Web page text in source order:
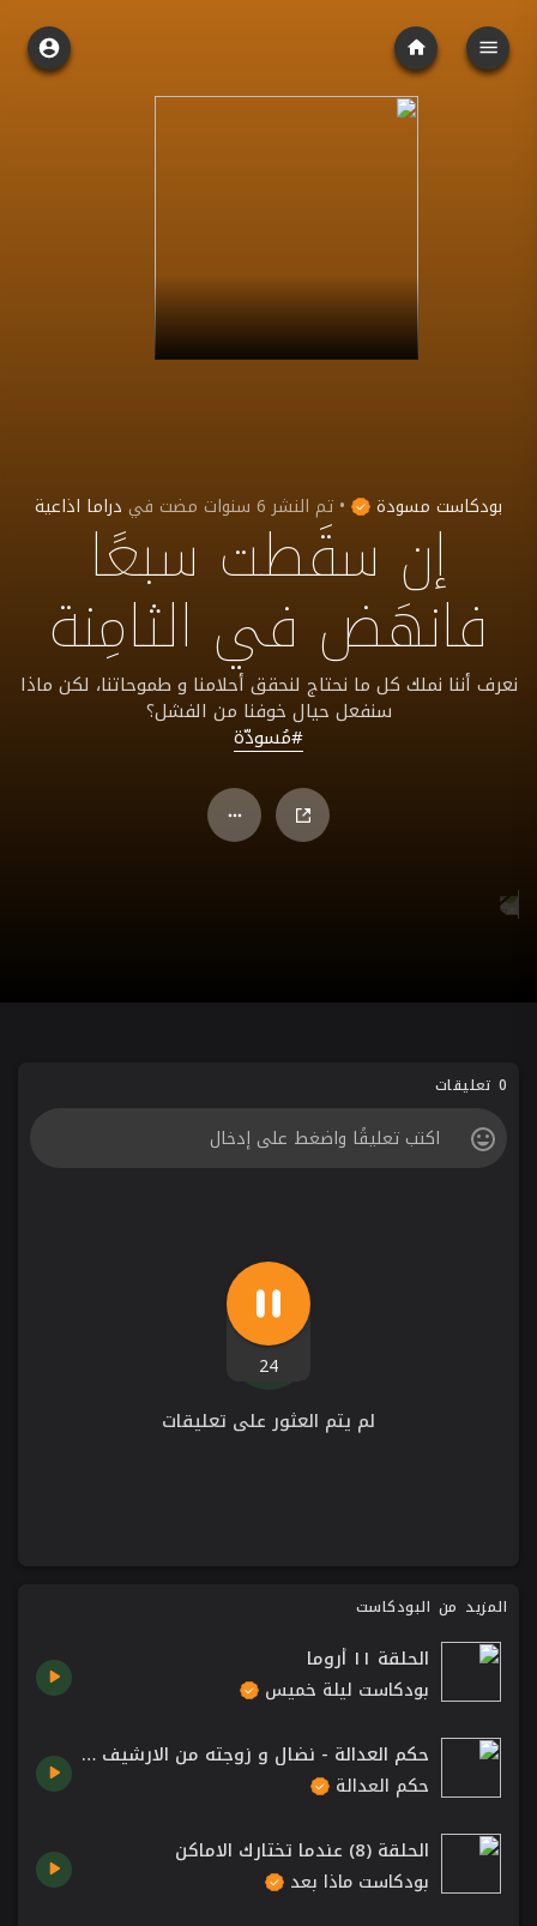
بودكاست مسودة • تم النشر6 سنوات مضت في دراما اذاعيةإن سقَطت سبعًا
فانهَض في الثامِنة
‫نعرف أننا نملك كل ما نحتاج لنحقق أحلامنا و طموحاتنا، لكن ماذا
سنفعل حيال خوفنا من الفشل؟
#مُسودّة
24
0 تعليقات
لم يتم العثور على تعليقات
المزيد من البودكاست
الحلقة ١١ أروما
بودكاست ليلة خميس
حكم العدالة - نضال و زوجته من الارشيف مع فاديا خطاب و جهاد عبده
حكم العدالة
الحلقة (8) عندما تختارك الاماكن
بودكاست ماذا بعد